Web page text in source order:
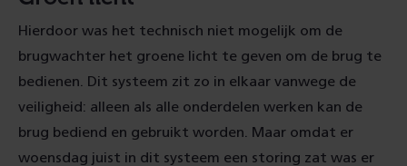
Hierdoor was het technisch niet mogelijk om de
brugwachter het groene licht te geven om de brug te
bedienen. Dit systeem zit zo in elkaar vanwege de
veiligheid: alleen als alle onderdelen werken kan de
brug bediend en gebruikt worden. Maar omdat er
woensdag juist in dit systeem een storing zat was er